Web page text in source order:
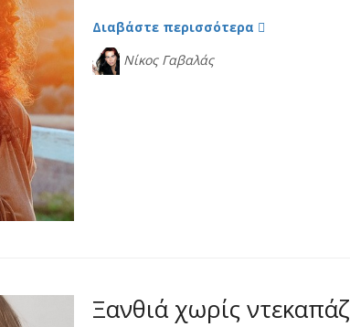
Διαβάστε περισσότερα
Νίκος Γαβαλάς
Ξανθιά χωρίς ντεκαπάζ